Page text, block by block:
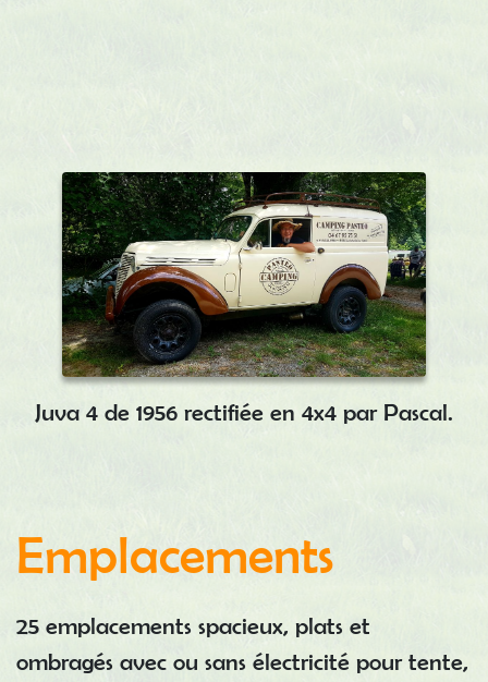
Juva 4 de 1956 rectifiée en 4x4 par Pascal.
Emplacements
25 emplacements spacieux, plats et
ombragés avec ou sans électricité pour tente,